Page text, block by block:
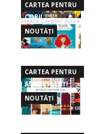
CARTEA PENTRU
COPII
NOUTĂȚI
CARTEA PENTRU
ADOLESCENȚI
NOUTĂȚI